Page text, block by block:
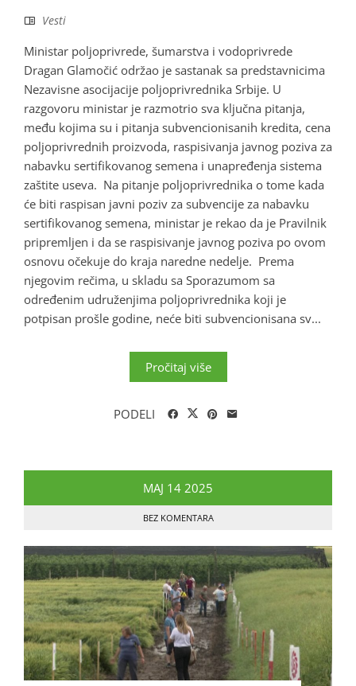
Vesti
Ministar poljoprivrede, šumarstva i vodoprivrede
Dragan Glamočić održao je sastanak sa predstavnicima
Nezavisne asocijacije poljoprivrednika Srbije. U
razgovoru ministar je razmotrio sva ključna pitanja,
među kojima su i pitanja subvencionisanih kredita, cena
poljoprivrednih proizvoda, raspisivanja javnog poziva za
nabavku sertifikovanog semena i unapređenja sistema
zaštite useva. Na pitanje poljoprivrednika o tome kada
će biti raspisan javni poziv za subvencije za nabavku
sertifikovanog semena, ministar je rekao da je Pravilnik
pripremljen i da se raspisivanje javnog poziva po ovom
osnovu očekuje do kraja naredne nedelje. Prema
njegovim rečima, u skladu sa Sporazumom sa
određenim udruženjima poljoprivrednika koji je
potpisan prošle godine, neće biti subvencionisana sv...
Pročitaj više
PODELI
MAJ 14 2025
BEZ KOMENTARA